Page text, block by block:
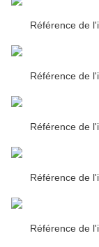
Référence de
Référence de
Référence de
Référence de
Référence de